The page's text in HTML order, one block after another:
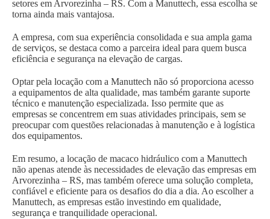
setores em Arvorezinha – RS. Com a Manuttech, essa escolha se
torna ainda mais vantajosa.
A empresa, com sua experiência consolidada e sua ampla gama
de serviços, se destaca como a parceira ideal para quem busca
eficiência e segurança na elevação de cargas.
Optar pela locação com a Manuttech não só proporciona acesso
a equipamentos de alta qualidade, mas também garante suporte
técnico e manutenção especializada. Isso permite que as
empresas se concentrem em suas atividades principais, sem se
preocupar com questões relacionadas à manutenção e à logística
dos equipamentos.
Em resumo, a locação de macaco hidráulico com a Manuttech
não apenas atende às necessidades de elevação das empresas em
Arvorezinha – RS, mas também oferece uma solução completa,
confiável e eficiente para os desafios do dia a dia. Ao escolher a
Manuttech, as empresas estão investindo em qualidade,
segurança e tranquilidade operacional.